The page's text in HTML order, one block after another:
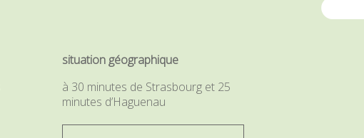
situation géographique
à 30 minutes de Strasbourg et 25
minutes d’Haguenau